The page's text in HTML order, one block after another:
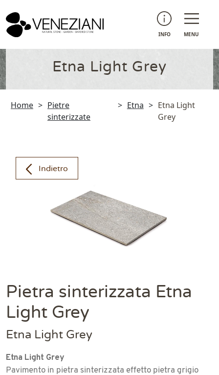
INFO MENU
Etna Light Grey
Home > Pietre
sinterizzate
> Etna > Etna Light
Grey
Indietro
Pietra sinterizzata Etna
Light Grey
Etna Light Grey
Etna Light Grey
Pavimento in pietra sinterizzata effetto pietra grigio